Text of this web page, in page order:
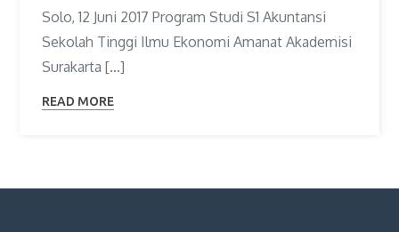
Solo, 12 Juni 2017 Program Studi S1 Akuntansi
Sekolah Tinggi Ilmu Ekonomi Amanat Akademisi
Surakarta […]
READ MORE